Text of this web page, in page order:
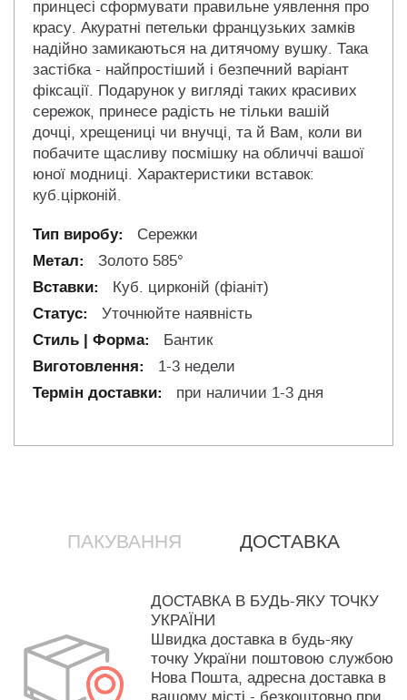
принцесі сформувати правильне уявлення про
красу. Акуратні петельки французьких замків
надійно замикаються на дитячому вушку. Така
застібка - найпростіший і безпечний варіант
фіксації. Подарунок у вигляді таких красивих
сережок, принесе радість не тільки вашій
дочці, хрещениці чи внучці, та й Вам, коли ви
побачите щасливу посмішку на обличчі вашої
юної модниці. Характеристики вставок:
куб.цірконій.
Сережки
Золото 585°
Куб. цирконій (фіаніт)
Уточнюйте наявність
Бантик
1-3 недели
при наличии 1-3 дня
ПАКУВАННЯ ДОСТАВКА
ДОСТАВКА В БУДЬ-ЯКУ ТОЧКУ
УКРАЇНИ
Швидка доставка в будь-яку
точку України поштовою службою
Нова Пошта, адресна доставка в